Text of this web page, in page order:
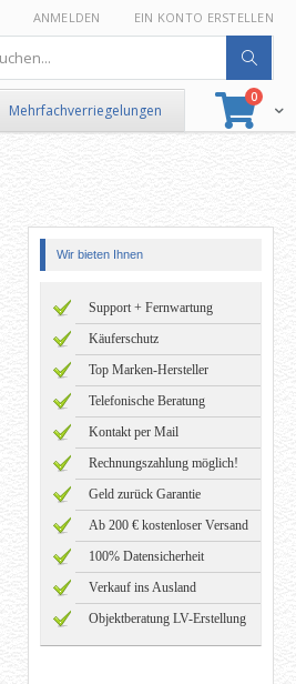
ANMELDEN EIN KONTO ERSTELLEN
0Artikel
Suche
Mehrfachverriegelungen
Wir bieten Ihnen
Support + Fernwartung
Käuferschutz
Top Marken-Hersteller
Telefonische Beratung
Kontakt per Mail
Rechnungszahlung möglich!
Geld zurück Garantie
Ab 200 € kostenloser Versand
100% Datensicherheit
Verkauf ins Ausland
Objektberatung LV-Erstellung